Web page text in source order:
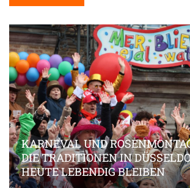
KARNEVAL UND
DIE TRADITIONEN IN
HEUTE LEBENDIG BLEIBEN